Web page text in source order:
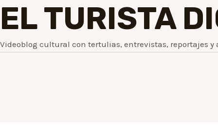
EL TURISTA
Videoblog cultural con tertulias, entrevistas, reportajes y